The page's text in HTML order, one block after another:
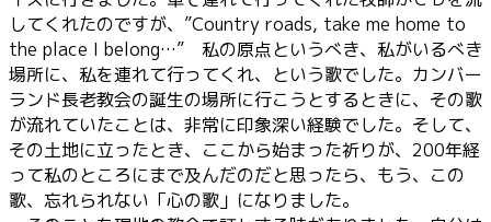
してくれたのですが、”Country roads, take me home to
the place I belong…” 私の原点というべき、私がいるべき
場所に、私を連れて行ってくれ、という歌でした。カンバー
ランド長老教会の誕生の場所に行こうとするときに、その歌
が流れていたことは、非常に印象深い経験でした。そして、
その土地に立ったとき、ここから始まった祈りが、200年経
って私のところにまで及んだのだと思ったら、もう、この
歌、忘れられない「心の歌」になりました。